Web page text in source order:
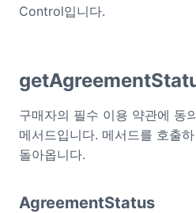
Control입니다.
구매자의 필수 이용 약관에 동
메서드입니다. 메서드를 호출
돌아옵니다.
AgreementStatus